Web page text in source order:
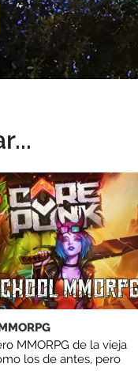
MMORPG de la vieja
los de antes, pero